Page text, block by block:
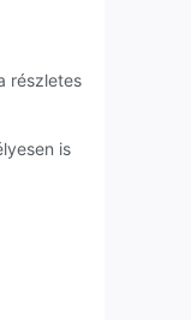
részletes
is